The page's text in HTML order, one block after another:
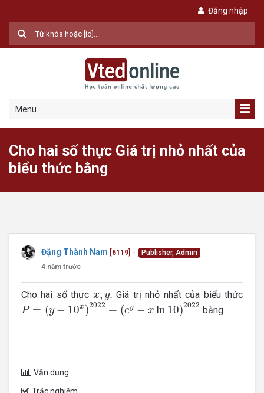
Đăng nhập
Menu
Cho hai số thực Giá trị nhỏ nhất của
biểu thức bằng
Đặng Thành Nam [6119] ●
Publisher, Admin
4 năm trước
Cho hai số thực x, y.
x, y. Giá trị nhỏ nhất của biểu thức
P = (y − 10x )2022 + (ey − x ln10)2022
P=( y−10x )2022+(e y−x ln10)2022
bằng
Vận dụng
Trắc nghiệm